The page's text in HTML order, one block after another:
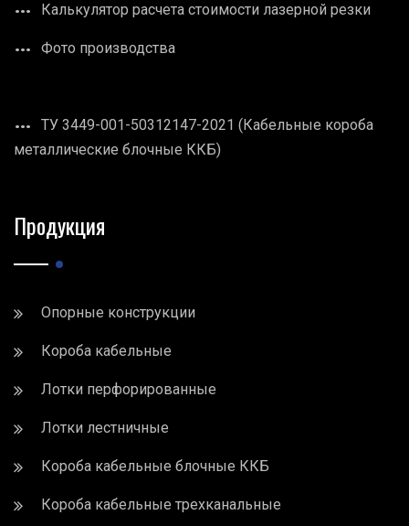
Калькулятор расчета стоимости лазерной резки
Фото производства
ТУ 3449-001-50312147-2021 (Кабельные короба
металлические блочные ККБ)
Продукция
Опорные конструкции
Короба кабельные
Лотки перфорированные
Лотки лестничные
Короба кабельные блочные ККБ
Короба кабельные трехканальные